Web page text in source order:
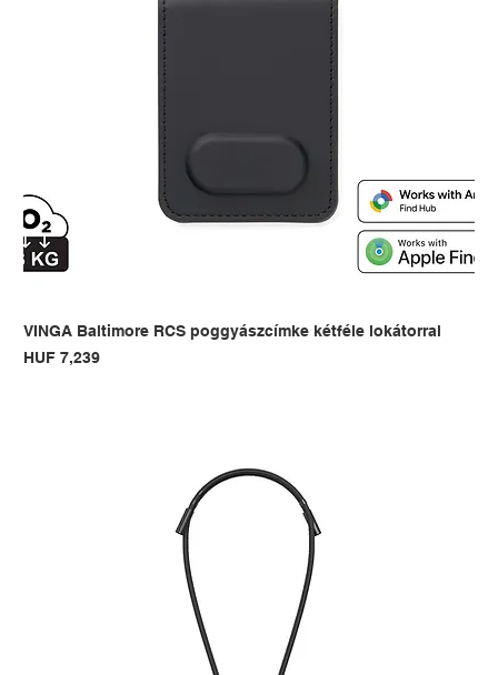
VINGA Baltimore RCS poggyászcímke kétféle lokátorral
Price
HUF 7,239